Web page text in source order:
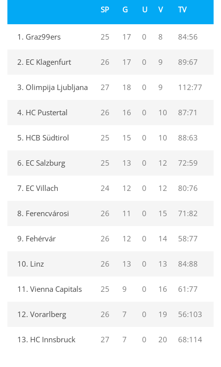
SP G U V TV
1. Graz99ers 25 17 0 8 84:56
2. EC Klagenfurt 26 17 0 9 89:67
3. Olimpija Ljubljana 27 18 0 9 112:77
4. HC Pustertal 26 16 0 10 87:71
5. HCB Südtirol 25 15 0 10 88:63
6. EC Salzburg 25 13 0 12 72:59
7. EC Villach 24 12 0 12 80:76
8. Ferencvárosi 26 11 0 15 71:82
9. Fehérvár 26 12 0 14 58:77
10. Linz 26 13 0 13 84:88
11. Vienna Capitals 25 9 0 16 61:77
12. Vorarlberg 26 7 0 19 56:103
13. HC Innsbruck 27 7 0 20 68:114